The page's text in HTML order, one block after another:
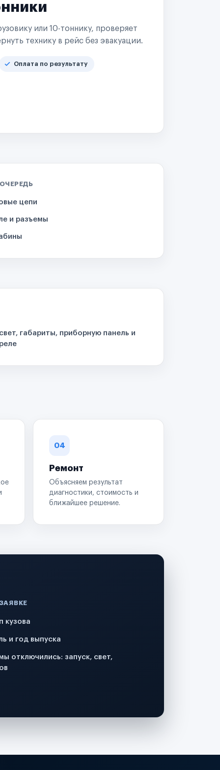
или 10-тоннику, проверяет
технику в рейс без эвакуации.
Оплата по результату
цепи
и разъемы
габариты, приборную панель и
04
Ремонт
Объясняем результат
диагностики, стоимость и
ближайшее решение.
кузова
и год выпуска
отключились: запуск, свет,